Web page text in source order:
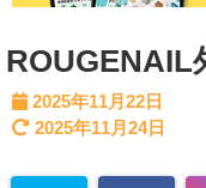
ROUGENAIL
2025年11月22日
2025年11月24日